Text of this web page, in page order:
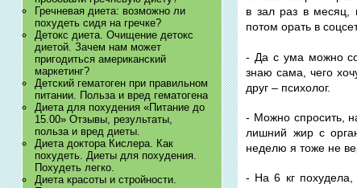
Гречневая диета: возможно ли
похудеть сидя на гречке?
Детокс диета. Очищение детокс
диетой. Зачем нам может
пригодиться американский
маркетинг?
Детский гематоген при правильном
питании. Польза и вред гематогена
Диета для похудения «Питание до
15.00» Отзывы, результаты,
польза и вред диеты.
Диета доктора Кислера. Как
похудеть. Диеты для похудения.
Похудеть легко.
Диета красоты и стройности.
в зал раз в месяц,
потом орать в
- Да с ума можно
знаю сама, чего
друг – психолог.
- Можно спросить,
лишний жир с
неделю я тоже не
- На 6 кг